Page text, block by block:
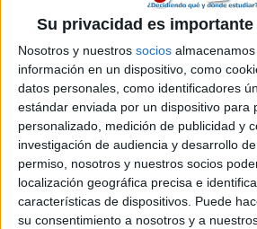
Su privacidad es
Nosotros y nuestros socios
información en un dispositivo, como
datos personales, como identificadores
estándar enviada por un dispositivo para
personalizado, medición de publicidad y
investigación de audiencia y desarrollo de
permiso, nosotros y nuestros socios
localización geográfica precisa e
características de dispositivos. Puede
su consentimiento a nosotros y a
Sobre ti
Soy:*
Chico
Chica
¿En qué año terminas (o terminaste)